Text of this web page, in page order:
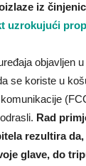
iz
uzrokujući
objavljen
se koriste u
Rad
rezultira
glave, do